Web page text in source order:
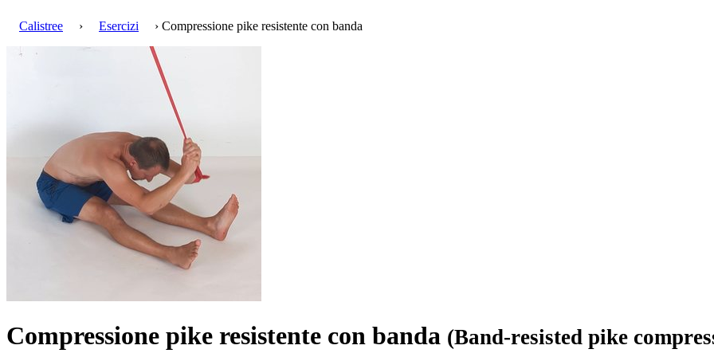
Calistree › Esercizi › Compressione pike resistente con banda
Compressione pike resistente con banda (Band-resisted pike